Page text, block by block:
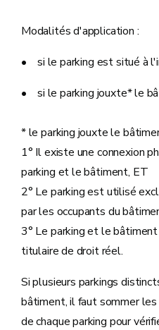
Modalités d'application :
• si le parking est situé à
• si le parking jouxte* le
* le parking jouxte le
1° Il existe une connexion
parking et le bâtiment, ET
2° Le parking est utilisé
par les occupants du
3° Le parking et le
titulaire de droit réel.
Si plusieurs parkings
bâtiment, il faut sommer les
de chaque parking pour